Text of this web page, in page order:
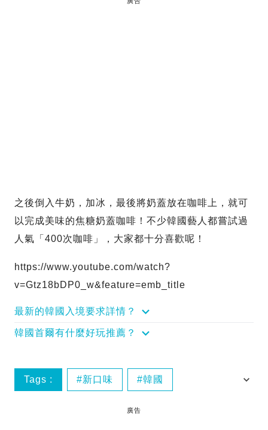
之後倒入牛奶，加冰，最後將奶蓋放在咖啡上，就可
以完成美味的焦糖奶蓋咖啡！不少韓國藝人都嘗試過
人氣「400次咖啡」，大家都十分喜歡呢！
https://www.youtube.com/watch?
v=Gtz18bDP0_w&feature=emb_title
最新的韓國入境要求詳情？
韓國首爾有什麼好玩推薦？
Tags : 新口味 韓國
香蕉味
廣告